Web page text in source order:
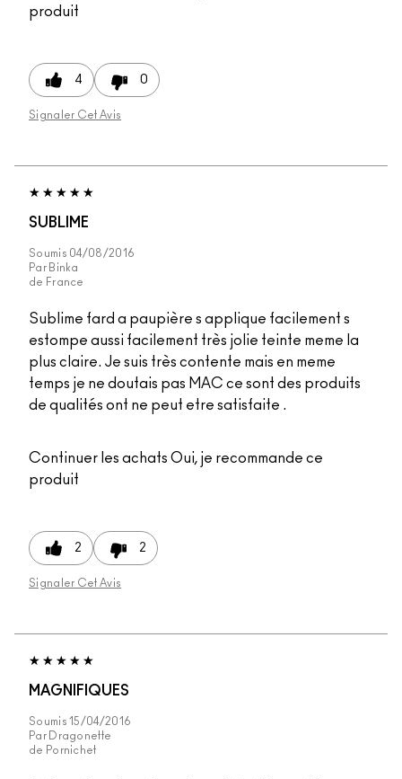
produit
4 0
Signaler Cet Avis
SUBLIME
Soumis 04/08/2016
Par Binka
de France
Sublime fard a paupière s applique facilement s
estompe aussi facilement très jolie teinte meme la
plus claire. Je suis très contente mais en meme
temps je ne doutais pas MAC ce sont des produits
de qualités ont ne peut etre satisfaite .
Continuer les achats Oui, je recommande ce
produit
2 2
Signaler Cet Avis
MAGNIFIQUES
Soumis15/04/2016
Par Dragonette
de Pornichet